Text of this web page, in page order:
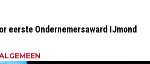
eerste Ondernemersaward IJmond